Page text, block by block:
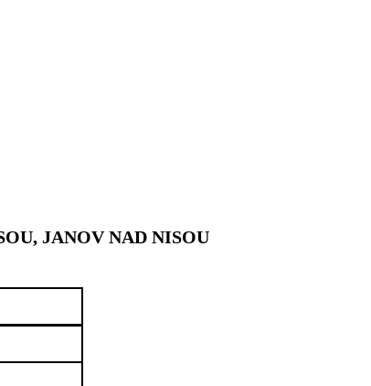
JANOV NAD NISOU